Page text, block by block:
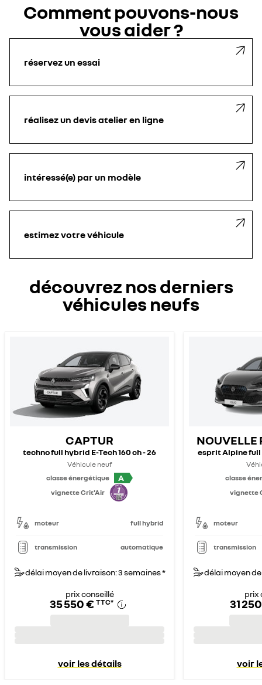
Comment pouvons-nous
vous aider ?
réservez un essai
réalisez un devis atelier en ligne
intéressé(e) par un modèle
estimez votre véhicule
découvrez nos derniers
véhicules neufs
CAPTUR
techno full hybrid E-Tech 160 ch - 26
Véhicule neuf
classe énergétique
A
vignette Crit'Air
moteur full hybrid
transmission automatique
délai moyen de livraison: 3 semaines *
prix conseillé
35 550 € TTC*
voir les détails
NOUVELLE
esprit Alpine full
classe
vignette
moteur
transmission
délai moyen
prix
31
voir